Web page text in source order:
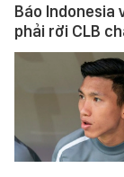
Báo Indonesia
phải rời CLB